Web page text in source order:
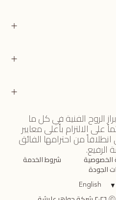
الروح الفنية في كل ما
الالتزام بأعلى معايير
من احترامها الفائق
شروط الخدمة
الجودة
English